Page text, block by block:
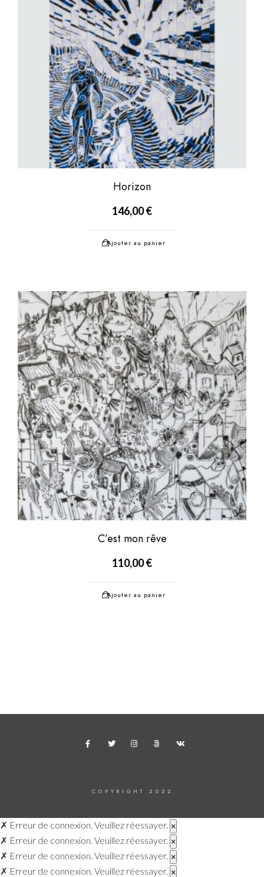
Horizon
146,00€
Ajouter au panier
C’est mon rêve
110,00€
Ajouter au panier
COPYRIGHT 2022
✗ Erreur de connexion. Veuillez réessayer. ×
✗ Erreur de connexion. Veuillez réessayer. ×
✗ Erreur de connexion. Veuillez réessayer. ×
✗ Erreur de connexion. Veuillez réessayer. ×